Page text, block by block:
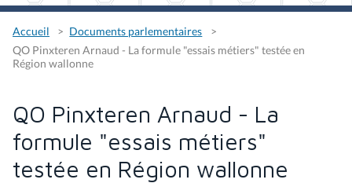
Accueil
Documents parlementaires
QO Pinxteren Arnaud - La formule "essais métiers" testée en
Région wallonne
QO Pinxteren Arnaud - La
formule "essais métiers"
testée en Région wallonne